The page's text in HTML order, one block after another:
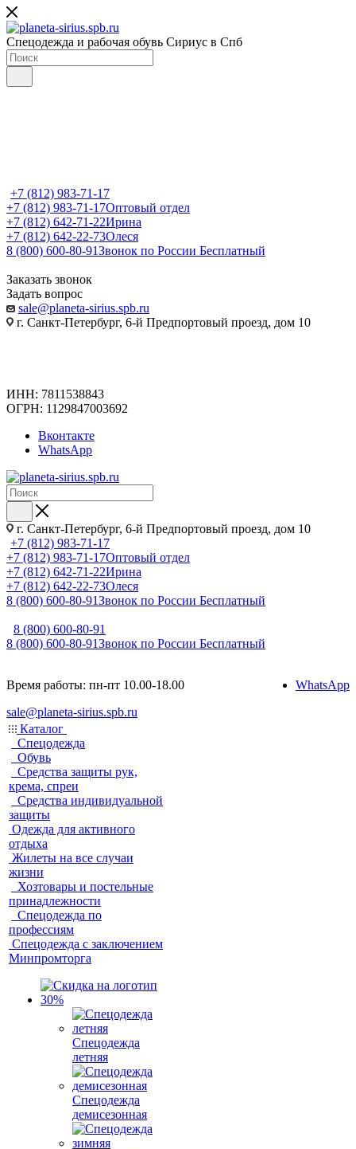
Спецодежда и рабочая обувь Сириус в Спб
+7 (812) 983-71-17
+7 (812) 983-71-17Оптовый отдел
+7 (812) 642-71-22Ирина
+7 (812) 642-22-73Олеся
8 (800) 600-80-91Звонок по России Бесплатный
Заказать звонок
Задать вопрос
sale@planeta-sirius.spb.ru
г. Санкт-Петербург, 6-й Предпортовый проезд, дом 10
ИНН: 7811538843
ОГРН: 1129847003692
Вконтакте
WhatsApp
г. Санкт-Петербург, 6-й Предпортовый проезд, дом 10
+7 (812) 983-71-17
+7 (812) 983-71-17Оптовый отдел
+7 (812) 642-71-22Ирина
+7 (812) 642-22-73Олеся
8 (800) 600-80-91Звонок по России Бесплатный
8 (800) 600-80-91
8 (800) 600-80-91Звонок по России Бесплатный
Время работы: пн-пт 10.00-18.00
sale@planeta-sirius.spb.ru
WhatsApp
Каталог
Спецодежда
Обувь
Средства защиты рук,
крема, спреи
Средства индивидуальной
защиты
Одежда для активного
отдыха
Жилеты на все случаи
жизни
Хозтовары и постельные
принадлежности
Спецодежда по
профессиям
Спецодежда с заключением
Минпромторга
Спецодежда
летняя
Спецодежда
демисезонная